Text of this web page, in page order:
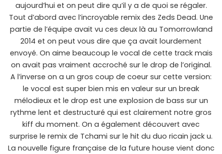
aujourd’hui et on peut dire qu’il y a de quoi se régaler.
Tout d’abord avec l’incroyable remix des Zeds Dead. Une
partie de l’équipe avait vu ces deux là au Tomorrowland
2014 et on peut vous dire que ça avait lourdement
envoyé. On aime beaucoup le vocal de cette track mais
on avait pas vraiment accroché sur le drop de l’original.
A l’inverse on a un gros coup de coeur sur cette version:
le vocal est super bien mis en valeur sur un break
mélodieux et le drop est une explosion de bass sur un
rythme lent et destructuré qui est clairement notre gros
kiff du moment. On a également découvert avec
surprise le remix de Tchami sur le hit du duo ricain jack u.
La nouvelle figure française de la future house vient donc